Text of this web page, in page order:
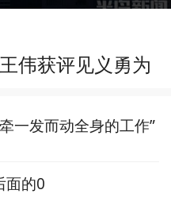
伟获评见义勇为
一发而动全身的工作”
面的0